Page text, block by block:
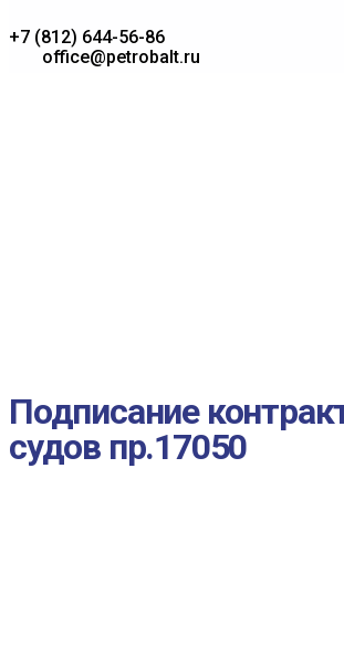
+7 (812) 644-56-86
office@petrobalt.ru
Подписание
судов пр.17050